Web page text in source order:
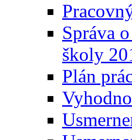
Správa
školy
Plán